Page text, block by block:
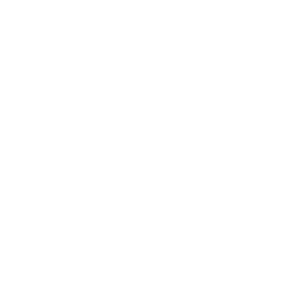
WRAP)
DD
FF 90ML /
GOSOK
– ZEE1